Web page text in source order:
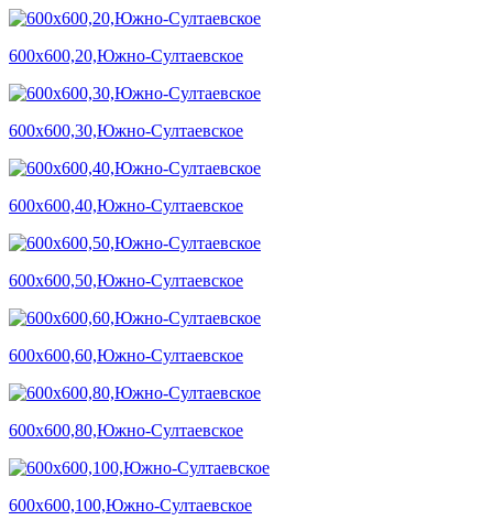
600х600,20,Южно-Султаевское
600х600,30,Южно-Султаевское
600х600,40,Южно-Султаевское
600х600,50,Южно-Султаевское
600х600,60,Южно-Султаевское
600х600,80,Южно-Султаевское
600х600,100,Южно-Султаевское